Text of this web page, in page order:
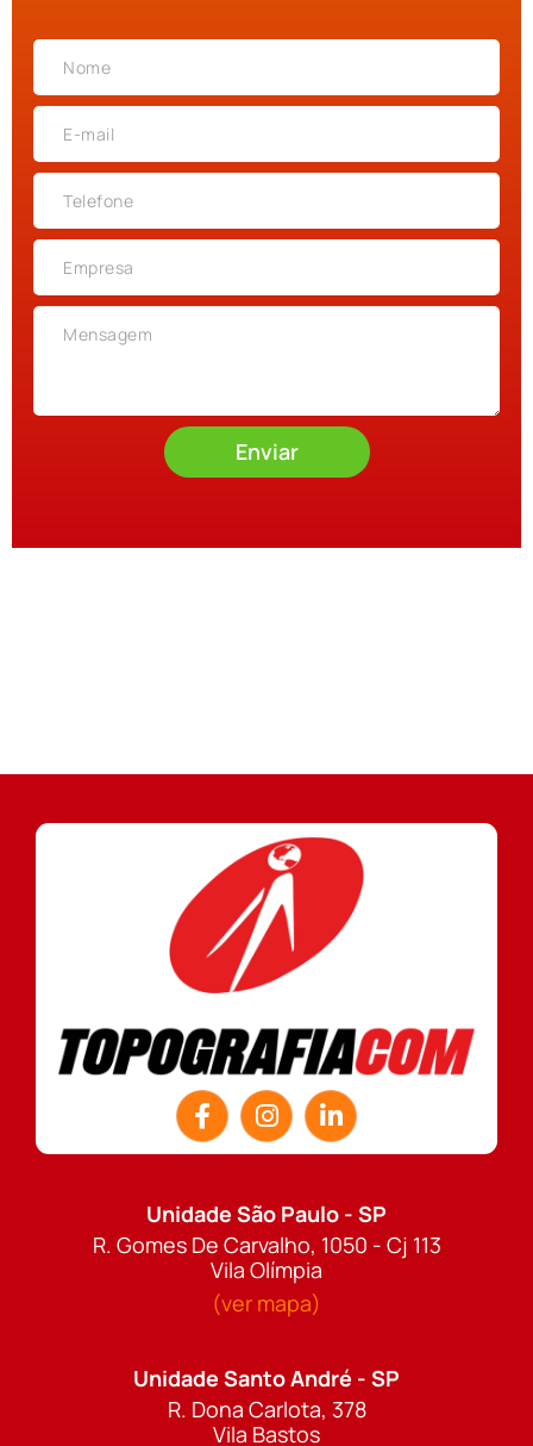
Enviar
Unidade São Paulo - SP
R. Gomes De Carvalho, 1050 - Cj 113
Vila Olímpia
(ver mapa)
Unidade Santo André - SP
R. Dona Carlota, 378
Vila Bastos